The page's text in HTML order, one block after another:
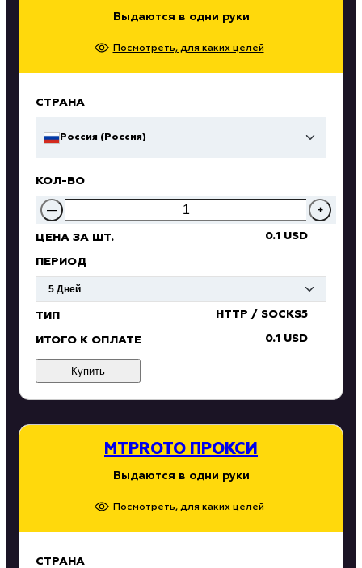
Выдаются в одни руки
Посмотреть, для каких целей
СТРАНА
Россия (Россия)
КОЛ-ВО
— +
ЦЕНА ЗА ШТ. 0.1 USD
ПЕРИОД
ТИП HTTP / SOCKS5
ИТОГО К ОПЛАТЕ 0.1 USD
Купить
MTPROTO ПРОКСИ
Выдаются в одни руки
Посмотреть, для каких целей
СТРАНА